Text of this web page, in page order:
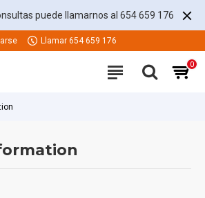
puede llamarnos al 654 659 176
Llamar 654 659 176
0